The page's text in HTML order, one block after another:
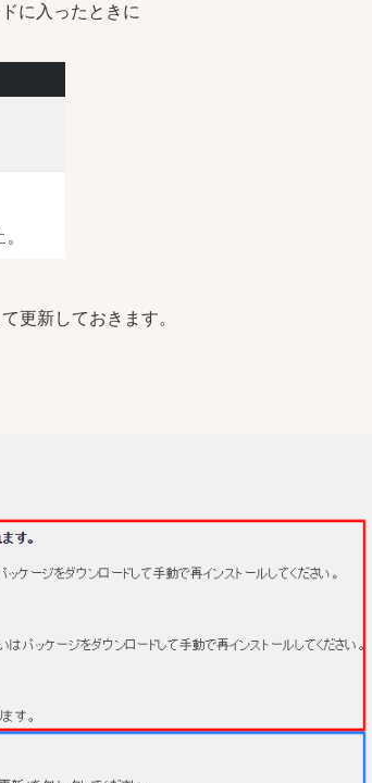
に入ったときに
更新しておきます。